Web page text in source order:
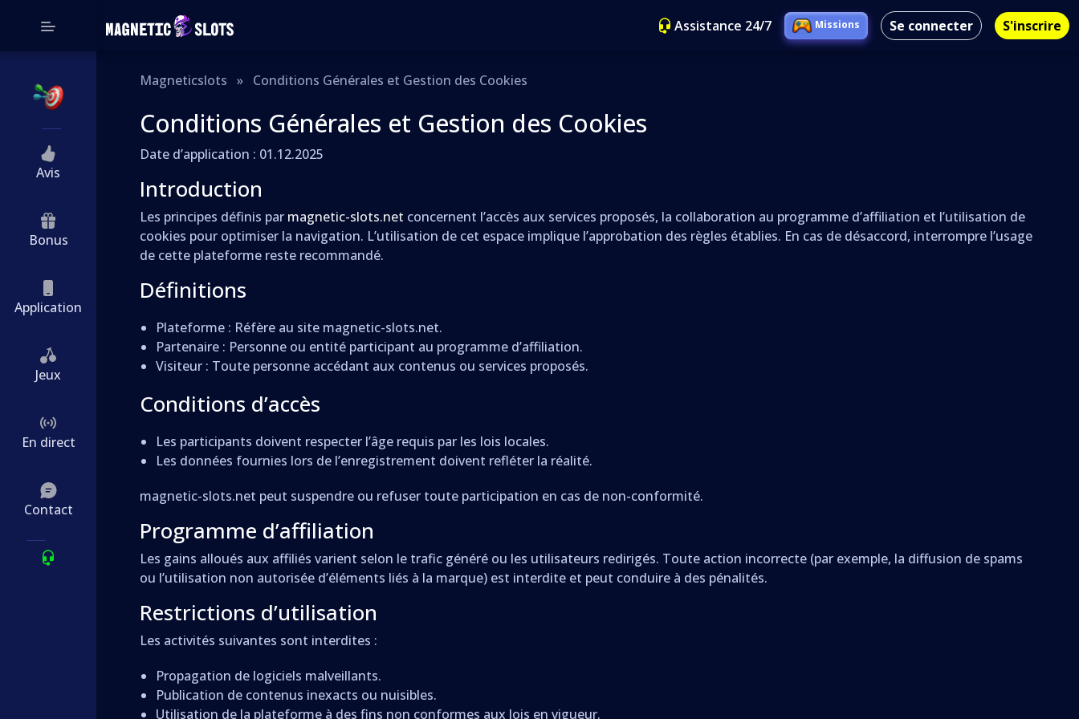
Avis
Bonus
Application
Jeux
En direct
Contact
Assistance 24/7 Missions Se connecter S'inscrire
Magneticslots » Conditions Générales et Gestion des Cookies
Conditions Générales et Gestion des Cookies
Date d’application : 01.12.2025
Introduction
Les principes définis par magnetic-slots.net concernent l’accès aux services proposés, la collaboration au programme d’affiliation et l’utilisation de
cookies pour optimiser la navigation. L’utilisation de cet espace implique l’approbation des règles établies. En cas de désaccord, interrompre l’usage
de cette plateforme reste recommandé.
Définitions
Plateforme : Réfère au site magnetic-slots.net.
Partenaire : Personne ou entité participant au programme d’affiliation.
Visiteur : Toute personne accédant aux contenus ou services proposés.
Conditions d’accès
Les participants doivent respecter l’âge requis par les lois locales.
Les données fournies lors de l’enregistrement doivent refléter la réalité.
magnetic-slots.net peut suspendre ou refuser toute participation en cas de non-conformité.
Programme d’affiliation
Les gains alloués aux affiliés varient selon le trafic généré ou les utilisateurs redirigés. Toute action incorrecte (par exemple, la diffusion de spams
ou l’utilisation non autorisée d’éléments liés à la marque) est interdite et peut conduire à des pénalités.
Restrictions d’utilisation
Les activités suivantes sont interdites :
Propagation de logiciels malveillants.
Publication de contenus inexacts ou nuisibles.
Utilisation de la plateforme à des fins non conformes aux lois en vigueur.